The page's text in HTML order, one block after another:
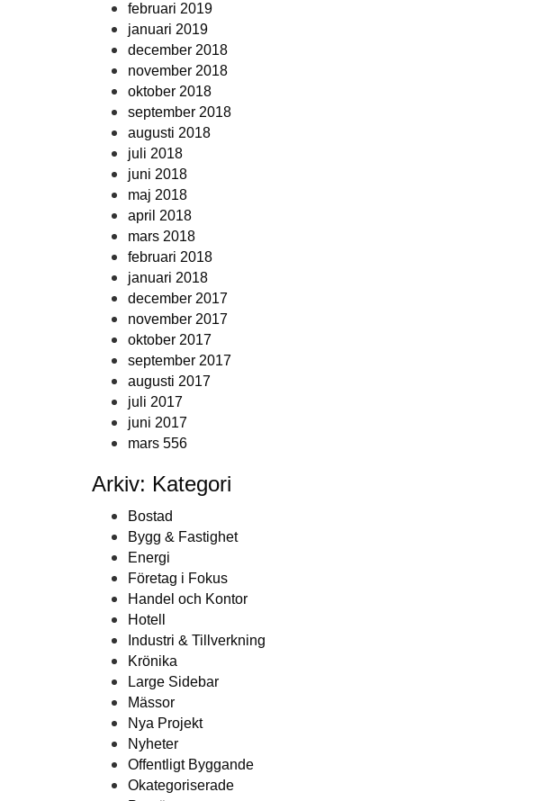
februari 2019
januari 2019
december 2018
november 2018
oktober 2018
september 2018
augusti 2018
juli 2018
juni 2018
maj 2018
april 2018
mars 2018
februari 2018
januari 2018
december 2017
november 2017
oktober 2017
september 2017
augusti 2017
juli 2017
juni 2017
mars 556
Arkiv: Kategori
Bostad
Bygg & Fastighet
Energi
Företag i Fokus
Handel och Kontor
Hotell
Industri & Tillverkning
Krönika
Large Sidebar
Mässor
Nya Projekt
Nyheter
Offentligt Byggande
Okategoriserade